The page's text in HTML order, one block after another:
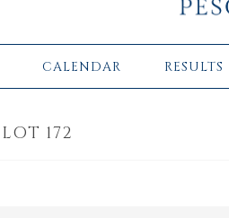
CALENDAR RESULTS
172